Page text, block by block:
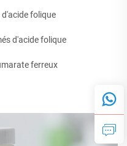
folique
d'acide folique
ferreux